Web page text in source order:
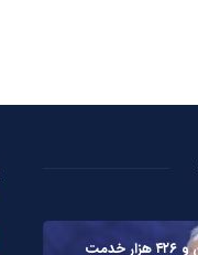
ارائه دو میلیون و ۴۲۶ هزار خدمت